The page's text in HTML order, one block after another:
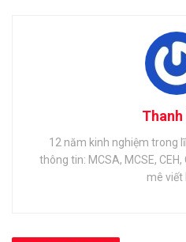
Thanh
12 năm kinh nghiệm trong
thông tin: MCSA, MCSE,
mê viết